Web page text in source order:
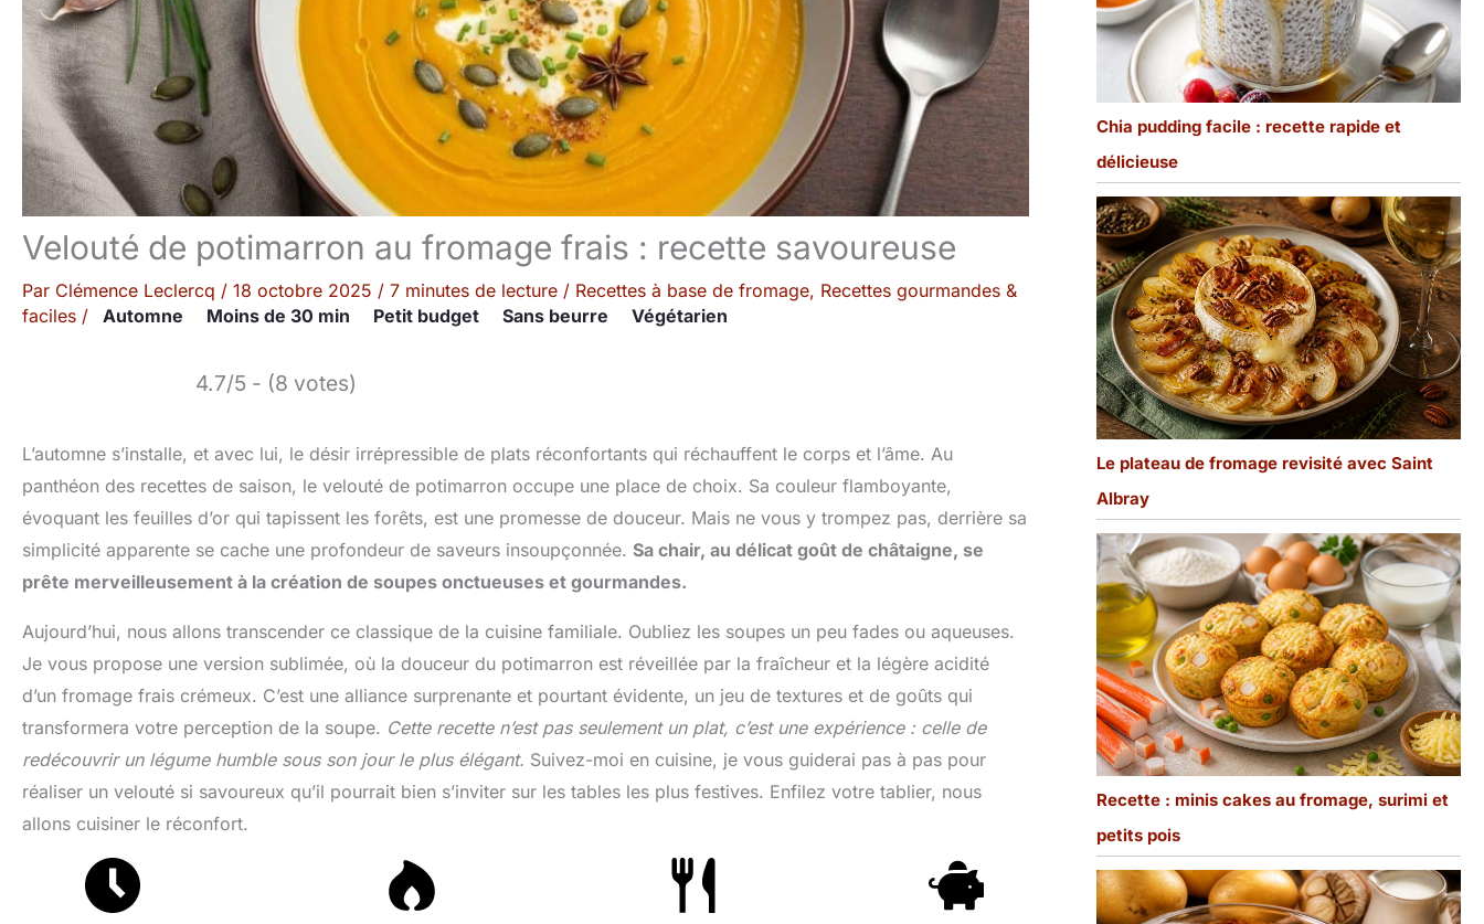
Velouté de potimarron au fromage frais : recette savoureuse
Par Clémence Leclercq / 18 octobre 2025 / 7 minutes de lecture / Recettes à base de fromage, Recettes gourmandes &
faciles / Automne Moins de 30 min Petit budget Sans beurre Végétarien
4.7/5 - (8 votes)
L’automne s’installe, et avec lui, le désir irrépressible de plats réconfortants qui réchauffent le corps et l’âme. Au
panthéon des recettes de saison, le velouté de potimarron occupe une place de choix. Sa couleur flamboyante,
évoquant les feuilles d’or qui tapissent les forêts, est une promesse de douceur. Mais ne vous y trompez pas, derrière sa
simplicité apparente se cache une profondeur de saveurs insoupçonnée. Sa chair, au délicat goût de châtaigne, se
prête merveilleusement à la création de soupes onctueuses et gourmandes.
Aujourd’hui, nous allons transcender ce classique de la cuisine familiale. Oubliez les soupes un peu fades ou aqueuses.
Je vous propose une version sublimée, où la douceur du potimarron est réveillée par la fraîcheur et la légère acidité
d’un fromage frais crémeux. C’est une alliance surprenante et pourtant évidente, un jeu de textures et de goûts qui
transformera votre perception de la soupe. Cette recette n’est pas seulement un plat, c’est une expérience : celle de
redécouvrir un légume humble sous son jour le plus élégant. Suivez-moi en cuisine, je vous guiderai pas à pas pour
réaliser un velouté si savoureux qu’il pourrait bien s’inviter sur les tables les plus festives. Enfilez votre tablier, nous
allons cuisiner le réconfort.
Chia pudding facile : recette rapide et
délicieuse
Le plateau de fromage revisité avec Saint
Albray
Recette : minis cakes au fromage, surimi et
petits pois